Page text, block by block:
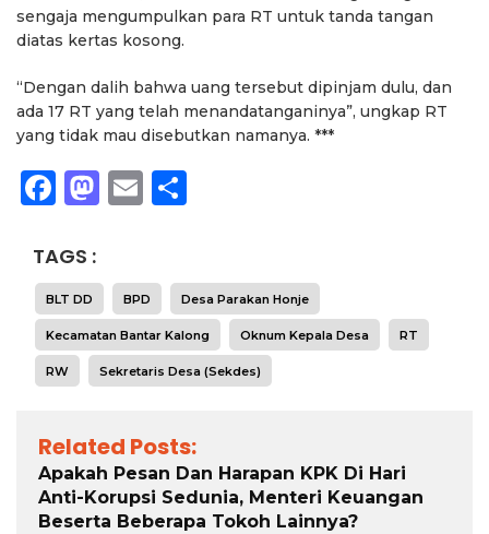
sengaja mengumpulkan para RT untuk tanda tangan
diatas kertas kosong.
“Dengan dalih bahwa uang tersebut dipinjam dulu, dan
ada 17 RT yang telah menandatanganinya”, ungkap RT
yang tidak mau disebutkan namanya. ***
Facebook
Mastodon
Email
TAGS :
BLT DD BPD Desa Parakan Honje
Kecamatan Bantar Kalong Oknum Kepala Desa RT
RW Sekretaris Desa (sekdes)
Related Posts:
Apakah Pesan Dan Harapan KPK Di Hari
Anti-Korupsi Sedunia, Menteri Keuangan
Beserta Beberapa Tokoh Lainnya?